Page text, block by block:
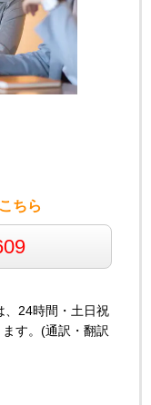
ちら
、24時間・土日祝
す。(通訳・翻訳